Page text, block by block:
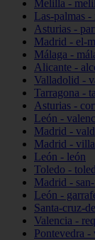
Melilla -
Las-palmas -
Asturias -
Madrid - el-
Málaga -
Alicante -
Valladolid -
Tarragona -
Asturias -
León -
Madrid -
Madrid -
León - león
Toledo -
Madrid -
León -
Santa-cruz-
Valencia -
Pontevedra -